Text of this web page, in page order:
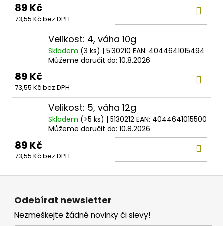
89 Kč
73,55 Kč bez DPH
Velikost: 4, váha 10g
Skladem (3 ks) | 5130210 EAN: 4044641015494
Můžeme doručit do: 10.8.2026
89 Kč
73,55 Kč bez DPH
Velikost: 5, váha 12g
Skladem (>5 ks) | 5130212 EAN: 4044641015500
Můžeme doručit do: 10.8.2026
89 Kč
73,55 Kč bez DPH
Odebírat newsletter
Nezmeškejte žádné novinky či slevy!